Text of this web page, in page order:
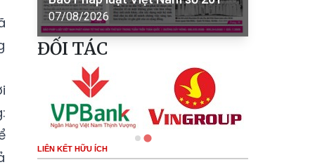
07/08/2026
ĐỐI TÁC
LIÊN KẾT HỮU ÍCH